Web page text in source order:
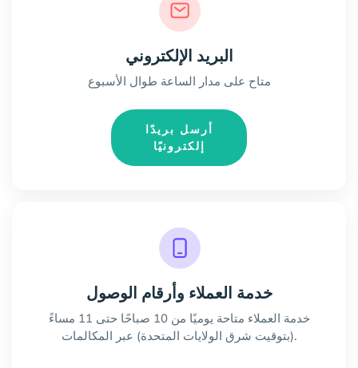
البريد الإلكتروني
متاح على مدار الساعة طوال الأسبوع
أرسل بريدًا
إلكترونيًا
خدمة العملاء وأرقام الوصول
خدمة العملاء متاحة يوميًا من 10 صباحًا حتى 11 مساءً
(بتوقيت شرق الولايات المتحدة) عبر المكالمات.